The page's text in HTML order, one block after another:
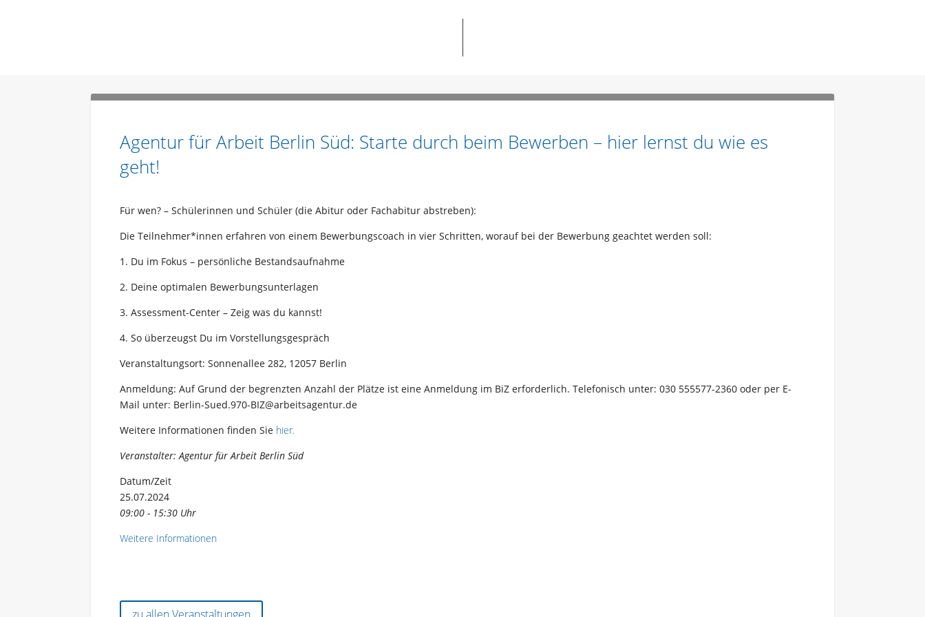
Agentur für Arbeit Berlin Süd: Starte durch beim Bewerben – hier lernst du wie es
geht!
Für wen? – Schülerinnen und Schüler (die Abitur oder Fachabitur abstreben):
Die Teilnehmer*innen erfahren von einem Bewerbungscoach in vier Schritten, worauf bei der Bewerbung geachtet werden soll:
1. Du im Fokus – persönliche Bestandsaufnahme
2. Deine optimalen Bewerbungsunterlagen
3. Assessment-Center – Zeig was du kannst!
4. So überzeugst Du im Vorstellungsgespräch
Veranstaltungsort: Sonnenallee 282, 12057 Berlin
Anmeldung: Auf Grund der begrenzten Anzahl der Plätze ist eine Anmeldung im BiZ erforderlich. Telefonisch unter: 030 555577-2360 oder per E-
Mail unter: Berlin-Sued.970-BIZ@arbeitsagentur.de
Weitere Informationen finden Sie hier.
Veranstalter: Agentur für Arbeit Berlin Süd
Datum/Zeit
25.07.2024
09:00 - 15:30 Uhr
Weitere Informationen